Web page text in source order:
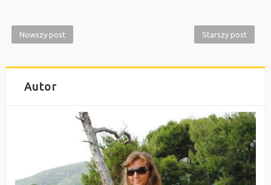
Nowszy post Starszy post
Autor